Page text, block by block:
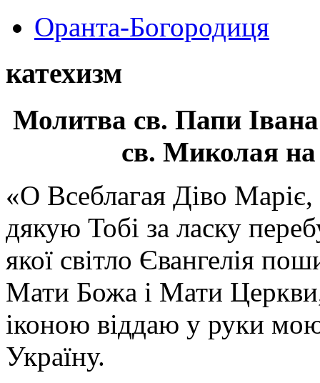
Оранта-Богородиця
катехизм
Молитва св. Папи
св. Миколая на
«О Всеблагая Діво
дякую Тобі за ласку
якої світло Євангелія
Мати Божа і Мати
іконою віддаю у руки
Україну.